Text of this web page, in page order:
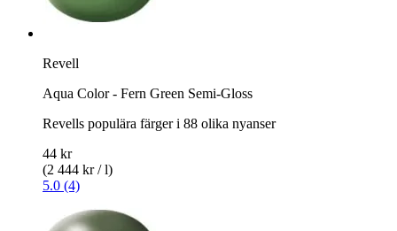
Revell
Aqua Color - Fern Green Semi-Gloss
Revells populära färger i 88 olika nyanser
44 kr
(2 444 kr / l)
5.0 (4)